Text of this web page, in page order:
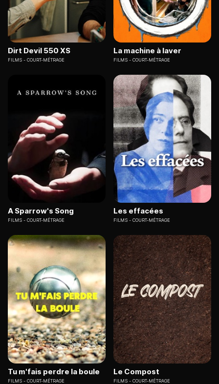
Dirt Devil 550 XS
FILMS COURT-MÉTRAGE
La machine à laver
FILMS COURT-MÉTRAGE
A Sparrow's Song
FILMS COURT-MÉTRAGE
Les effacées
FILMS COURT-MÉTRAGE
Tu m'fais perdre la boule
FILMS COURT-MÉTRAGE
Le Compost
FILMS COURT-MÉTRAGE